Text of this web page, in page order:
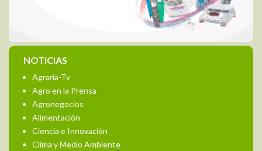
NOTICIAS
Agraria-Tv
Agro en la Prensa
Agronegocios
Alimentación
Ciencia e Innovación
Clima y Medio Ambiente